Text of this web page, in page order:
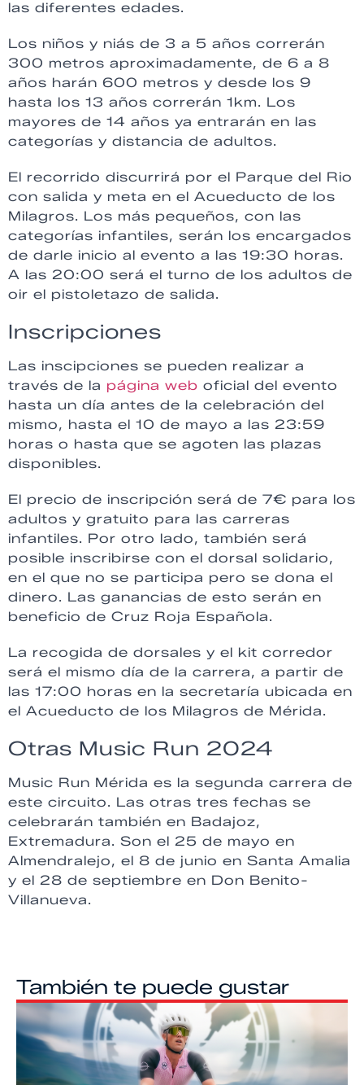
las diferentes edades.
Los niños y niás de 3 a 5 años correrán
300 metros aproximadamente, de 6 a 8
años harán 600 metros y desde los 9
hasta los 13 años correrán 1km. Los
mayores de 14 años ya entrarán en las
categorías y distancia de adultos.
El recorrido discurrirá por el Parque del Rio
con salida y meta en el Acueducto de los
Milagros. Los más pequeños, con las
categorías infantiles, serán los encargados
de darle inicio al evento a las 19:30 horas.
A las 20:00 será el turno de los adultos de
oir el pistoletazo de salida.
Inscripciones
Las inscipciones se pueden realizar a
través de la página web oficial del evento
hasta un día antes de la celebración del
mismo, hasta el 10 de mayo a las 23:59
horas o hasta que se agoten las plazas
disponibles.
El precio de inscripción será de 7€ para los
adultos y gratuito para las carreras
infantiles. Por otro lado, también será
posible inscribirse con el dorsal solidario,
en el que no se participa pero se dona el
dinero. Las ganancias de esto serán en
beneficio de Cruz Roja Española.
La recogida de dorsales y el kit corredor
será el mismo día de la carrera, a partir de
las 17:00 horas en la secretaría ubicada en
el Acueducto de los Milagros de Mérida.
Otras Music Run 2024
Music Run Mérida es la segunda carrera de
este circuito. Las otras tres fechas se
celebrarán también en Badajoz,
Extremadura. Son el 25 de mayo en
Almendralejo, el 8 de junio en Santa Amalia
y el 28 de septiembre en Don Benito-
Villanueva.
También te puede gustar